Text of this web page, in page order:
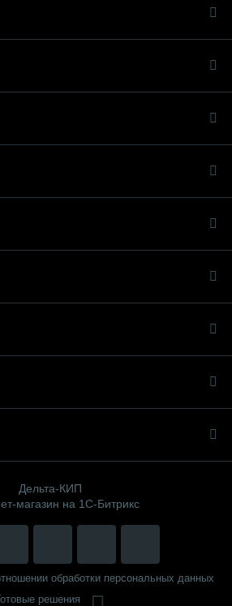
Дельта-КИП
магазин на 1С-Битрикс
обработки персональных данных
решения